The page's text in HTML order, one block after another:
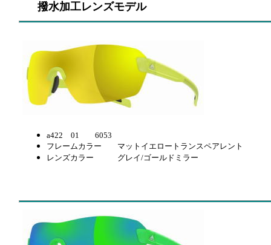
撥水加工レンズモデル
a422 01 6053
フレームカラー マットイエロートランスペアレント
レンズカラー グレイ/ゴールドミラー